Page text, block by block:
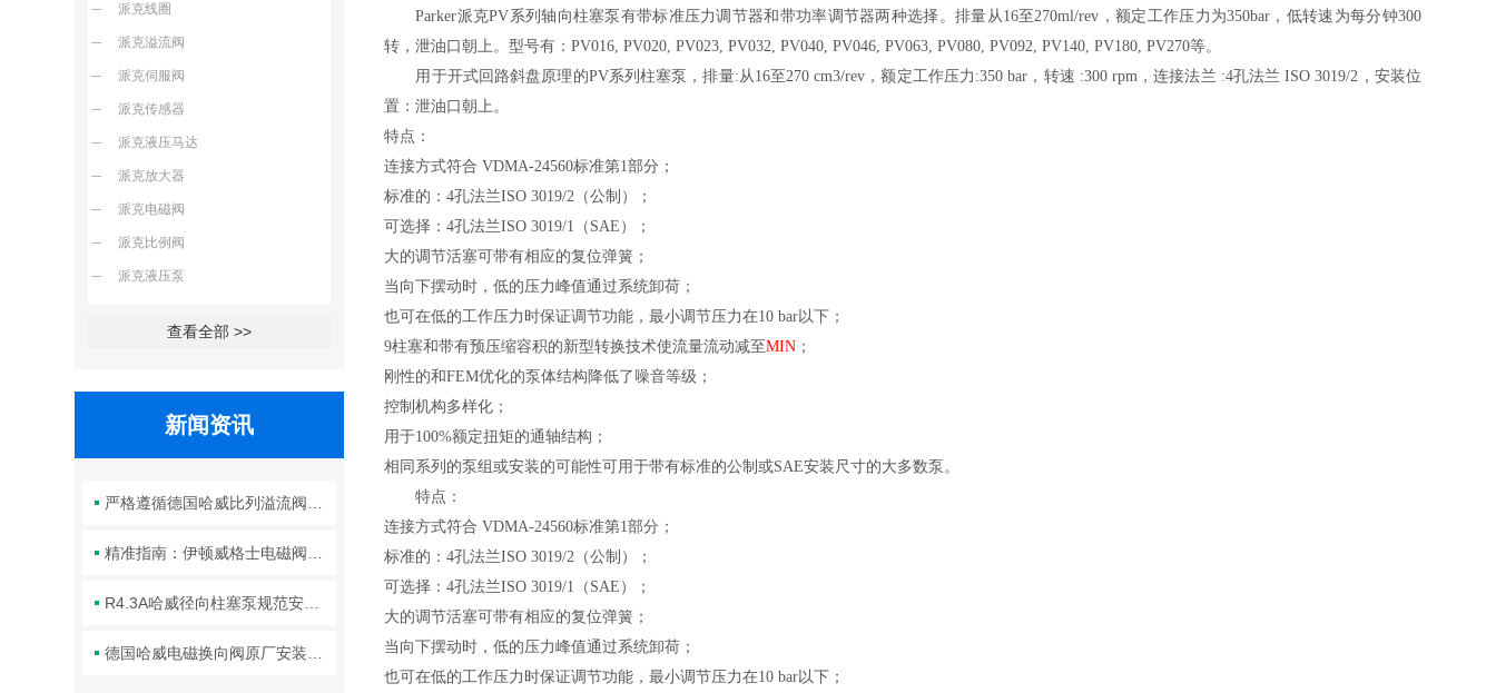
派克线圈
派克溢流阀
派克伺服阀
派克传感器
派克液压马达
派克放大器
派克电磁阀
派克比例阀
派克液压泵
查看全部 >>
新闻资讯
Parker派克PV系列轴向柱塞泵有带标准压力调节器和带功率调节器两种选择。排量从16至270ml/rev ，额定工作压力为350bar ，低转速为每分钟300
转，泄油口朝上。型号有：PV016, PV020, PV023, PV032, PV040, PV046, PV063, PV080, PV092, PV140, PV180, PV270等。
用于开式回路斜盘原理的PV系列柱塞泵，排量:从16至270 cm3/rev ，额定工作压力 :350 bar ，转速 :300 rpm，连接法兰 :4孔法兰 ISO 3019/2 ，安装位
置：泄油口朝上。
特点：
连接方式符合 VDMA-24560标准第1部分；
标准的：4孔法兰ISO 3019/2 （公制）；
可选择：4孔法兰ISO 3019/1 （ SAE ）；
大的调节活塞可带有相应的复位弹簧；
当向下摆动时，低的压力峰值通过系统卸荷；
也可在低的工作压力时保证调节功能，最小调节压力在10 bar以下；
9柱塞和带有预压缩容积的新型转换技术使流量流动减至MIN ；
刚性的和FEM优化的泵体结构降低了噪音等级；
控制机构多样化；
用于100%额定扭矩的通轴结构；
相同系列的泵组或安装的可能性可用于带有标准的公制或SAE安装尺寸的大多数泵。
特点：
连接方式符合 VDMA-24560标准第1部分；
标准的：4孔法兰ISO 3019/2 （公制）；
可选择：4孔法兰ISO 3019/1 （ SAE ）；
大的调节活塞可带有相应的复位弹簧；
当向下摆动时，低的压力峰值通过系统卸荷；
也可在低的工作压力时保证调节功能，最小调节压力在10 bar以下；